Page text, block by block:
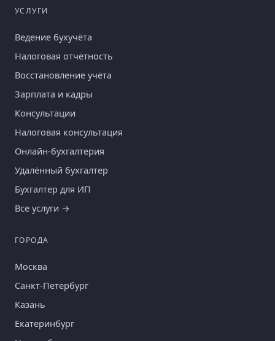
УСЛУГИ
Ведение бухучёта
Налоговая отчётность
Восстановление учёта
Зарплата и кадры
Консультации
Налоговая консультация
Онлайн-бухгалтерия
Удалённый бухгалтер
Бухгалтер для ИП
Все услуги →
ГОРОДА
Москва
Санкт-Петербург
Казань
Екатеринбург